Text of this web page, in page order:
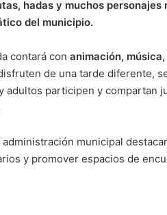
hadas y muchos
del municipio.
contará con animación,
de una tarde diferente,
adultos participen y compartan
administración municipal
y promover espacios de